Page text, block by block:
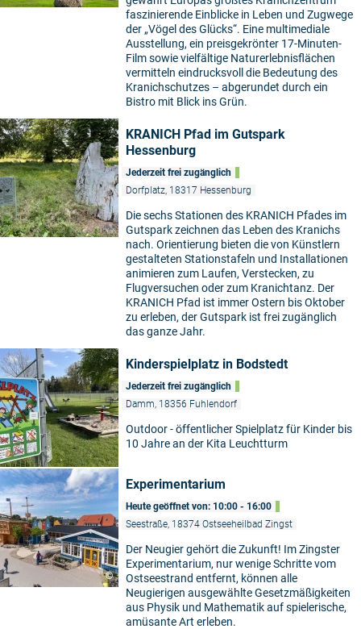
faszinierende Einblicke in Leben und Zugwege
der „Vögel des Glücks“. Eine multimediale
Ausstellung, ein preisgekrönter 17-Minuten-
Film sowie vielfältige Naturerlebnisflächen
vermitteln eindrucksvoll die Bedeutung des
Kranichschutzes – abgerundet durch ein
Bistro mit Blick ins Grün.
KRANICH Pfad im Gutspark
Hessenburg
Jederzeit frei zugänglich
Dorfplatz, 18317 Hessenburg
Die sechs Stationen des KRANICH Pfades im
Gutspark zeichnen das Leben des Kranichs
nach. Orientierung bieten die von Künstlern
gestalteten Stationstafeln und Installationen
animieren zum Laufen, Verstecken, zu
Flugversuchen oder zum Kranichtanz. Der
KRANICH Pfad ist immer Ostern bis Oktober
zu erleben, der Gutspark ist frei zugänglich
das ganze Jahr.
Kinderspielplatz in Bodstedt
Jederzeit frei zugänglich
Damm, 18356 Fuhlendorf
Outdoor - öffentlicher Spielplatz für Kinder bis
10 Jahre an der Kita Leuchtturm
©
Experimentarium
Heute geöffnet von: 10:00 - 16:00
Seestraße, 18374 Ostseeheilbad Zingst
Der Neugier gehört die Zukunft! Im Zingster
Experimentarium, nur wenige Schritte vom
Ostseestrand entfernt, können alle
Neugierigen ausgewählte Gesetzmäßigkeiten
aus Physik und Mathematik auf spielerische,
amüsante Art erleben.